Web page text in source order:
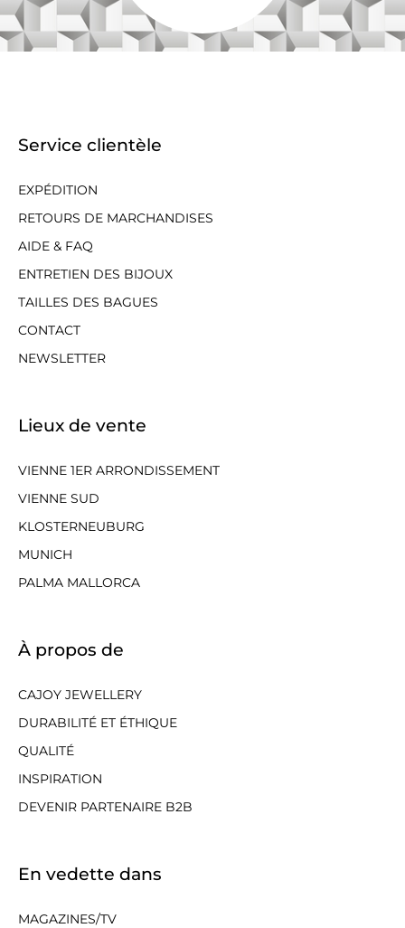
Service clientèle
EXPÉDITION
RETOURS DE MARCHANDISES
AIDE & FAQ
ENTRETIEN DES BIJOUX
TAILLES DES BAGUES
CONTACT
NEWSLETTER
Lieux de vente
VIENNE 1ER ARRONDISSEMENT
VIENNE SUD
KLOSTERNEUBURG
MUNICH
PALMA MALLORCA
À propos de
CAJOY JEWELLERY
DURABILITÉ ET ÉTHIQUE
QUALITÉ
INSPIRATION
DEVENIR PARTENAIRE B2B
En vedette dans
MAGAZINES/TV